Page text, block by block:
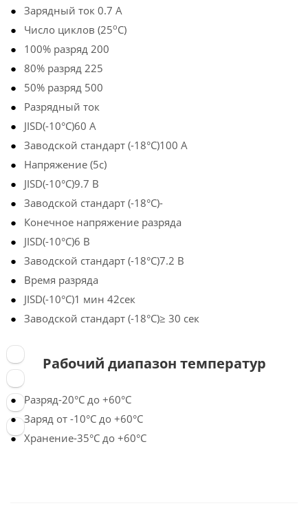
Зарядный ток 0.7 А
Число циклов (25oС)
100% разряд 200
80% разряд 225
50% разряд 500
Разрядный ток
JISD(-10°C)60 А
Заводской стандарт (-18°С)100 А
Напряжение (5с)
JISD(-10°C)9.7 В
Заводской стандарт (-18°С)-
Конечное напряжение разряда
JISD(-10°C)6 В
Заводской стандарт (-18°С)7.2 В
Время разряда
JISD(-10°C)1 мин 42сек
Заводской стандарт (-18°С)≥ 30 сек
Рабочий диапазон температур
Разряд-20°С до +60°С
Заряд от -10°С до +60°С
Хранение-35°С до +60°С